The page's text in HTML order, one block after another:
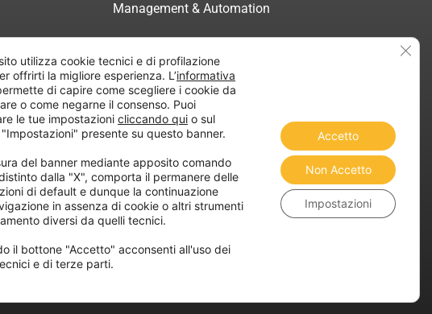
Management & Automation
Servizi di Consulenza Certificata
Informatica”
utilizza cookie tecnici e di profilazione
offrirti la migliore esperienza. L’informativa
di capire come scegliere i cookie da
o come negarne il consenso. Puoi
le tue impostazioni cliccando qui o sul
presente su questo banner.
del banner mediante apposito comando
dalla "X", comporta il permanere delle
di default e dunque la continuazione
in assenza di cookie o altri strumenti
diversi da quelli tecnici.
il bottone "Accetto" acconsenti all'uso dei
e di terze parti.
Accetto
Non Accetto
Impostazioni